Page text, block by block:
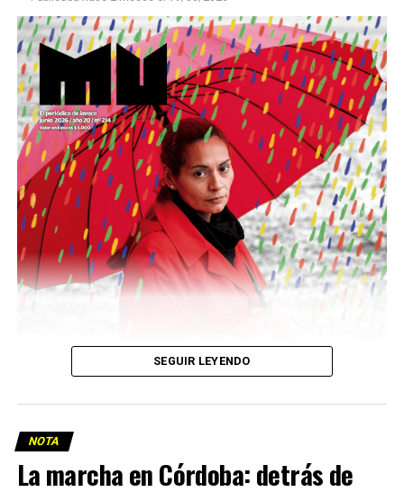
Este número 215 de MU ☝️viene con doble tapa, que
podría ser una frase:
Sin chamuyo, a remarla.
Descargar la Mu en PDF
SEGUIR LEYENDO
NOTA
La marcha en Córdoba: detrás de